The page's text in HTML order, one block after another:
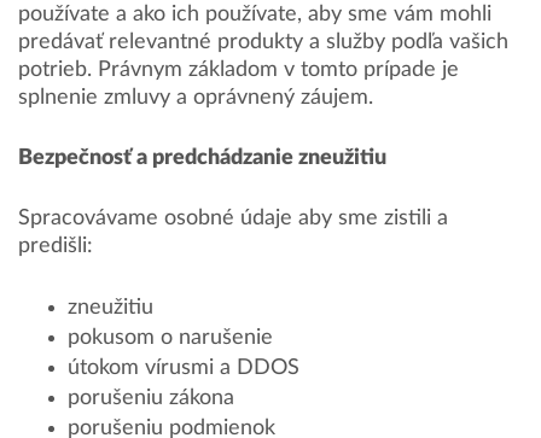
používate a ako ich používate, aby sme vám mohli
predávať relevantné produkty a služby podľa vašich
potrieb. Právnym základom v tomto prípade je
splnenie zmluvy a oprávnený záujem.
Bezpečnosť a predchádzanie zneužitiu
Spracovávame osobné údaje aby sme zistili a
predišli:
zneužitiu
pokusom o narušenie
útokom vírusmi a DDOS
porušeniu zákona
porušeniu podmienok